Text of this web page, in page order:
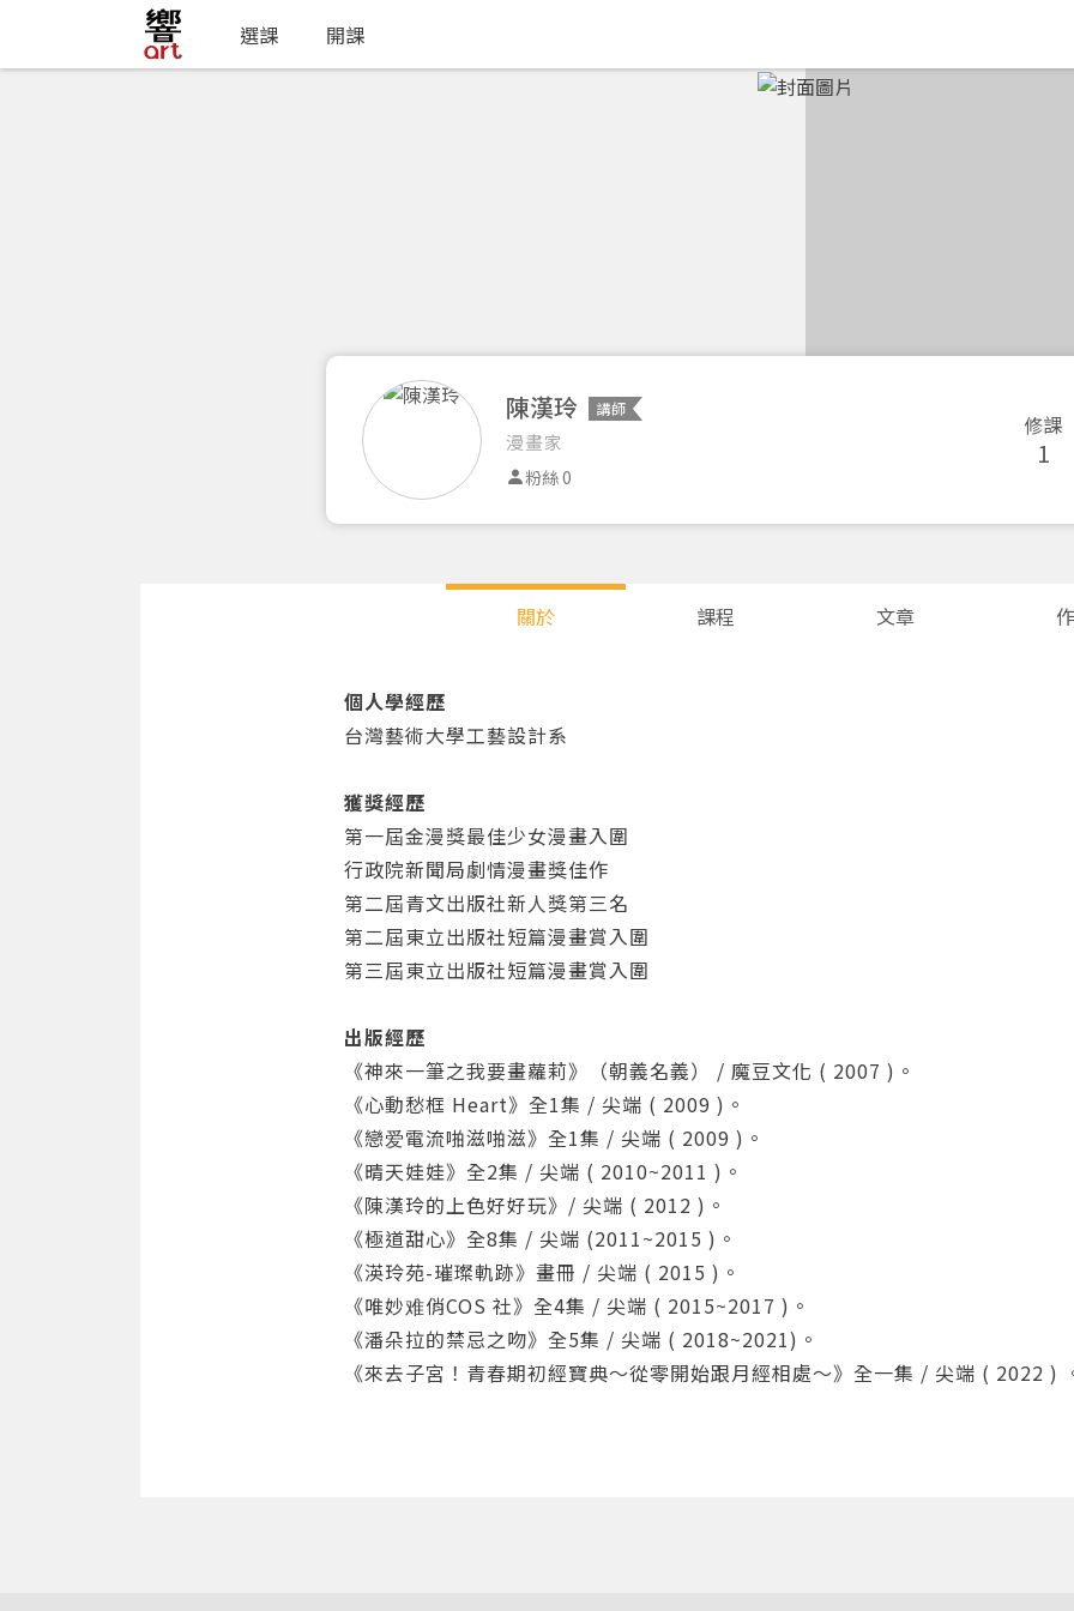
選課 開課
或
您將收到一封Email，請依照信件中的指示重新登入。
點擊下方「確定」將前一位使用者強制登出。
陳漢玲 講師
漫畫家
粉絲 0
修課
1
關於 課程 文章
個人學經歷
台灣藝術大學工藝設計系
獲獎經歷
第一屆金漫獎最佳少女漫畫入圍
行政院新聞局劇情漫畫獎佳作
第二屆青文出版社新人獎第三名
第二屆東立出版社短篇漫畫賞入圍
第三屆東立出版社短篇漫畫賞入圍
出版經歷
《神來一筆之我要畫蘿莉》（朝義名義） / 魔豆文化 ( 2007 )。
《心動愁框 Heart》全1集 / 尖端 ( 2009 )。
《戀爱電流啪滋啪滋》全1集 / 尖端 ( 2009 )。
《晴天娃娃》全2集 / 尖端 ( 2010~2011 )。
《陳漢玲的上色好好玩》/ 尖端 ( 2012 )。
《極道甜心》全8集 / 尖端 (2011~2015 )。
《渶玲苑-璀璨軌跡》畫冊 / 尖端 ( 2015 )。
《唯妙难俏COS 社》全4集 / 尖端 ( 2015~2017 )。
《潘朵拉的禁忌之吻》全5集 / 尖端 ( 2018~2021)。
《來去子宮！青春期初經寶典～從零開始跟月經相處～》全一集 / 尖端 ( 2022 )